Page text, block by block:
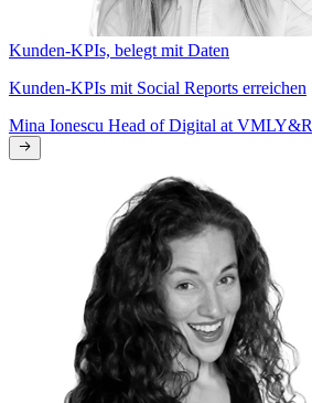
Kunden-KPIs, belegt mit Daten
Kunden-KPIs mit Social Reports erreichen
Mina Ionescu Head of Digital at VMLY&R